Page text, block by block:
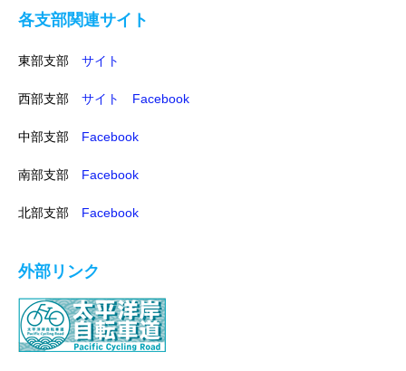
各支部関連サイト
東部支部 サイト
西部支部 サイト Facebook
中部支部 Facebook
南部支部 Facebook
北部支部 Facebook
外部リンク